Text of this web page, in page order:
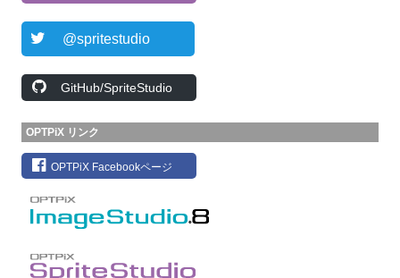
@spritestudio
GitHub/SpriteStudio
OPTPiX リンク
OPTPiX Facebookページ